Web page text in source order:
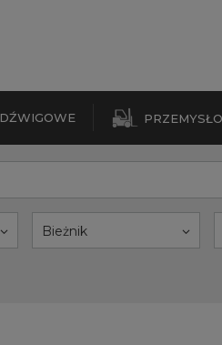
DŹWIGOWE
Bieżnik